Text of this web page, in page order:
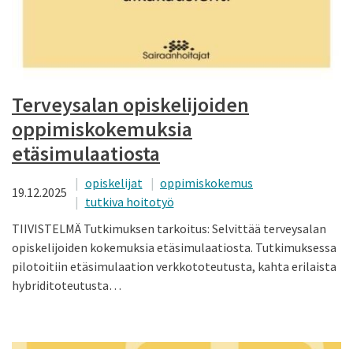
Terveysalan opiskelijoiden
oppimiskokemuksia
etäsimulaatiosta
19.12.2025
opiskelijat
oppimiskokemus
tutkiva hoitotyö
TIIVISTELMÄ Tutkimuksen tarkoitus: Selvittää terveysalan
opiskelijoiden kokemuksia etäsimulaatiosta. Tutkimuksessa
pilotoitiin etäsimulaation verkkototeutusta, kahta erilaista
hybriditoteutusta…